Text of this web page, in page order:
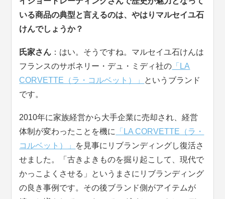
いる商品の典型と言えるのは、やはりマルセイユ石
けんでしょうか？
氏家さん ：はい。そうですね。マルセイユ石けんは
フランスのサボネリー・デュ・ミディ社の 「LA
CORVETTE（ラ・コルベット）」 というブランド
です。
2010年に家族経営から大手企業に売却され、経営
体制が変わったことを機に
「LA CORVETTE（ラ・
コルベット）」 を見事にリブランディングし復活さ
せました。「古きよきものを掘り起こして、現代で
かっこよくさせる」というまさにリブランディング
の良き事例です。その後ブランド側がアイテムが